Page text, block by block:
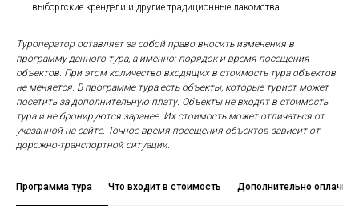
выборгские крендели и другие традиционные лакомства.
Туроператор оставляет за собой право вносить изменения в
программу данного тура, а именно: порядок и время посещения
объектов. При этом количество входящих в стоимость тура объектов
не меняется. В программе тура есть объекты, которые турист может
посетить за дополнительную плату. Объекты не входят в стоимость
тура и не бронируются заранее. Их стоимость может отличаться от
указанной на сайте. Точное время посещения объектов зависит от
дорожно-транспортной ситуации.
Программа тура Что входит в стоимость Дополнительно